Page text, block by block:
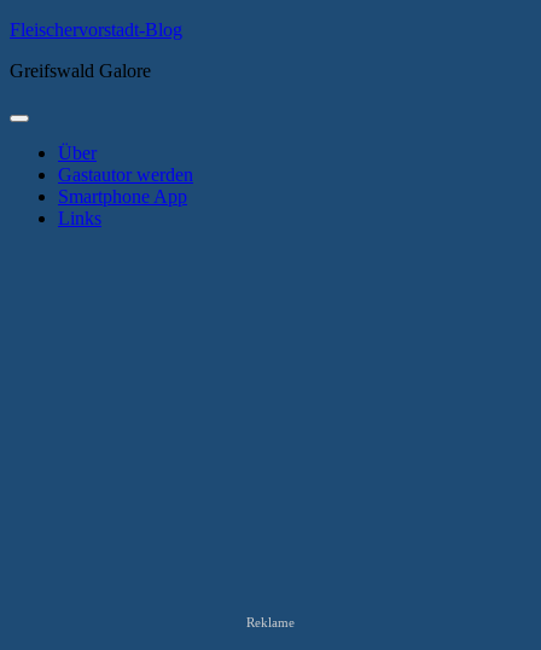
Zum
springen
Fleischervorstadt-Blog
Greifswald Galore
Primäres
Über
Gastautor werden
Smartphone App
Links
Reklame